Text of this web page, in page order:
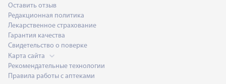
Оставить отзыв
Редакционная политика
Лекарственное страхование
Гарантия качества
Свидетельство о поверке
Карта сайта
Рекомендательные технологии
Правила работы с аптеками